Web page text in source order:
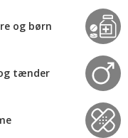
og børn
tænder